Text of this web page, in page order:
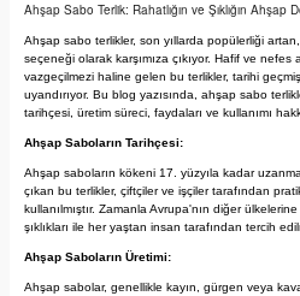
Ahşap Sabo Terlik: Rahatlığın ve Şıklığın Ahşap
Ahşap sabo terlikler, son yıllarda popülerliği
seçeneği olarak karşımıza çıkıyor. Hafif ve nefes
vazgeçilmezi haline gelen bu terlikler, tarihi
uyandırıyor. Bu blog yazısında, ahşap sabo
tarihçesi, üretim süreci, faydaları ve kullanımı
Ahşap Saboların Tarihçesi:
Ahşap saboların kökeni 17. yüzyıla kadar
çıkan bu terlikler, çiftçiler ve işçiler tarafından
kullanılmıştır. Zamanla Avrupa'nın diğer
şıklıkları ile her yaştan insan tarafından tercih
Ahşap Saboların Üretimi:
Ahşap sabolar, genellikle kayın, gürgen veya